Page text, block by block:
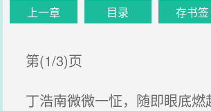
上一章 目录 存书签
第(1/3)页
丁浩南微微一怔，随即眼底燃